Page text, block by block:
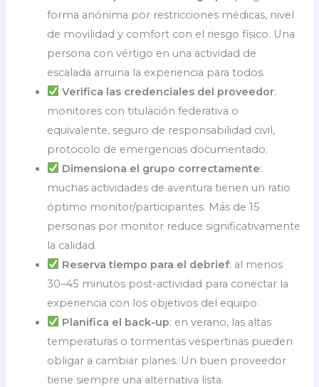
forma anónima por restricciones médicas, nivel
de movilidad y comfort con el riesgo físico. Una
persona con vértigo en una actividad de
escalada arruina la experiencia para todos.
Verifica las credenciales del proveedor:
monitores con titulación federativa o
equivalente, seguro de responsabilidad civil,
protocolo de emergencias documentado.
Dimensiona el grupo correctamente:
muchas actividades de aventura tienen un ratio
óptimo monitor/participantes. Más de 15
personas por monitor reduce significativamente
la calidad.
Reserva tiempo para el debrief: al menos
30–45 minutos post-actividad para conectar la
experiencia con los objetivos del equipo.
Planifica el back-up: en verano, las altas
temperaturas o tormentas vespertinas pueden
obligar a cambiar planes. Un buen proveedor
tiene siempre una alternativa lista.